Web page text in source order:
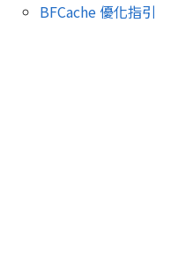
BFCache 優化指引